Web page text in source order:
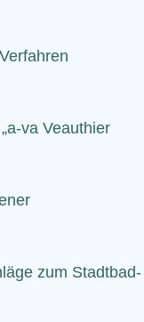
va Veauthier
zum Stadtbad-